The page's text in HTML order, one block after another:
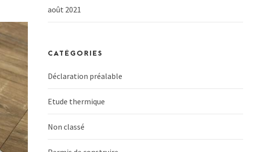
août 2021
CATÉGORIES
Déclaration préalable
Etude thermique
Non classé